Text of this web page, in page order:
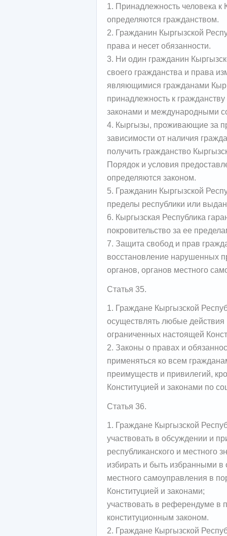
1. Принадлежность человека к
определяются гражданством.
2. Гражданин Кыргызской
права и несет обязанности.
3. Ни один гражданин
своего гражданства и права
являющимися гражданами
принадлежность к гражданству
законами и международными
4. Кыргызы, проживающие за
зависимости от наличия
получить гражданство
Порядок и условия
определяются законом.
5. Гражданин Кыргызской
пределы республики или выдан
6. Кыргызская Республика
покровительство за ее
7. Защита свобод и прав
восстановление нарушенных
органов, органов местного
Статья 35.
1. Граждане Кыргызской
осуществлять любые
ограниченных настоящей
2. Законы о правах и
применяться ко всем
преимуществ и привилегий,
Конституцией и законами по
Статья 36.
1. Граждане Кыргызской
участвовать в обсуждении и
республиканского и местного
избирать и быть избранными в
местного самоуправления в
Конституцией и законами;
участвовать в референдуме в
конституционным законом.
2. Граждане Кыргызской